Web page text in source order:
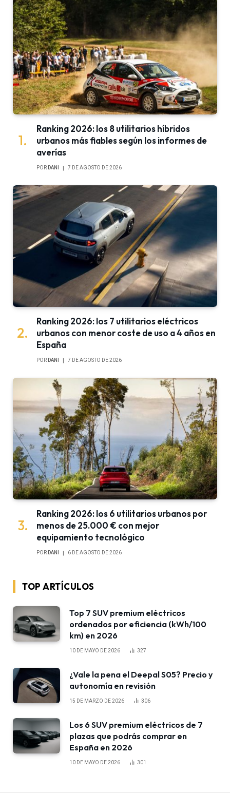
Ranking 2026: los 8 utilitarios híbridos
urbanos más fiables según los informes de
averías
POR DANI 7 DE AGOSTO DE 2026
Ranking 2026: los 7 utilitarios eléctricos
urbanos con menor coste de uso a 4 años en
España
POR DANI 7 DE AGOSTO DE 2026
Ranking 2026: los 6 utilitarios urbanos por
menos de 25.000 € con mejor
equipamiento tecnológico
POR DANI 6 DE AGOSTO DE 2026
TOP ARTÍCULOS
Top 7 SUV premium eléctricos
ordenados por eficiencia (kWh/100
km) en 2026
10 DE MAYO DE 2026 327
¿Vale la pena el Deepal S05? Precio y
autonomía en revisión
15 DE MARZO DE 2026 306
Los 6 SUV premium eléctricos de 7
plazas que podrás comprar en
España en 2026
10 DE MAYO DE 2026 301